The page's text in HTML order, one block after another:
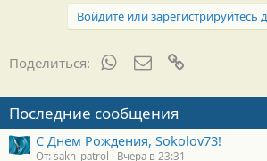
Войдите или зарегистрируйтесь
Поделиться: WhatsAppЭлектронная
Последние сообщения
С Днем Рождения, Sokolov73!
От: sakh_patrol Вчера в 23:31